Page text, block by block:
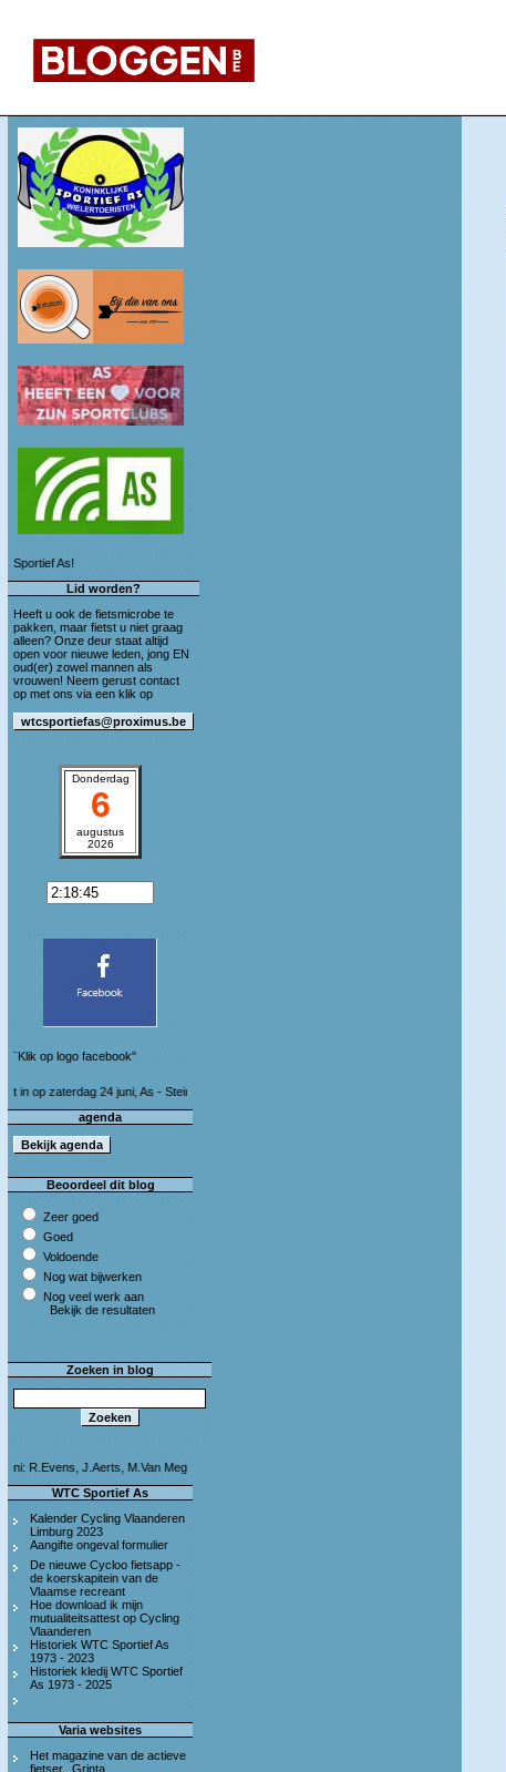
Lid worden?
Heeft u ook de fietsmicrobe te
pakken, maar fietst u niet graag
alleen? Onze deur staat altijd
open voor nieuwe leden, jong EN
oud(er) zowel mannen als
vrouwen! Neem gerust contact
op met ons via een klik op
Donderdag
6
augustus
2026
¨Klik op logo facebook"
24 juni, As - Stein 50 km (I&S 9u - 10u30) Café Bij die van ons As
agenda
Beoordeel dit blog
Zeer goed
Goed
Voldoende
Nog wat bijwerken
Nog veel werk aan
Bekijk de resultaten
Zoeken in blog
J.Aerts, M.Van Megen en C.Leeman - Van harte proficiat!
WTC Sportief As
Kalender Cycling Vlaanderen
Limburg 2023
Aangifte ongeval formulier
De nieuwe Cycloo fietsapp -
de koerskapitein van de
Vlaamse recreant
Hoe download ik mijn
mutualiteitsattest op Cycling
Vlaanderen
Historiek WTC Sportief As
1973 - 2023
Historiek kledij WTC Sportief
As 1973 - 2025
Varia websites
Het magazine van de actieve
fietser...Grinta